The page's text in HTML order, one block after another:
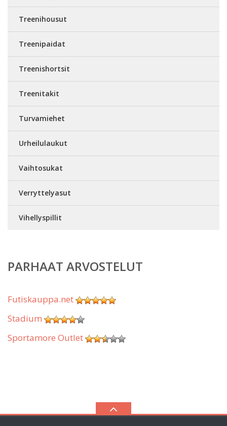
Treenihousut
Treenipaidat
Treenishortsit
Treenitakit
Turvamiehet
Urheilulaukut
Vaihtosukat
Verryttelyasut
Vihellyspillit
PARHAAT ARVOSTELUT
Futiskauppa.net
Stadium
Sportamore Outlet